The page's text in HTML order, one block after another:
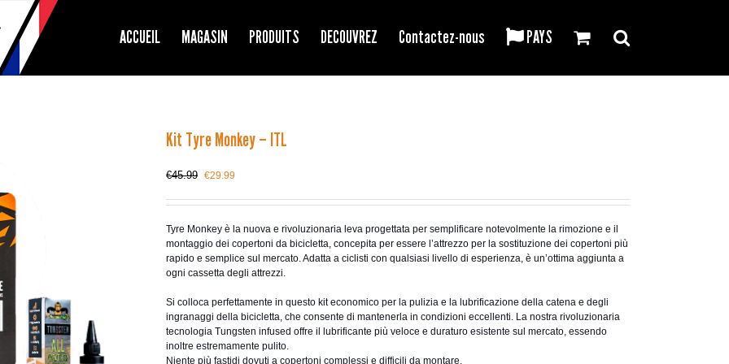
ACCUEIL MAGASIN PRODUITS DECOUVREZ Contactez-nous PAYS
Kit Tyre Monkey – ITL
€45.99 Le
initial
€45.99.
€29.99
actuel
€29.99.
Tyre Monkey è la nuova e rivoluzionaria leva progettata per semplificare notevolmente la rimozione e il
montaggio dei copertoni da bicicletta, concepita per essere l’attrezzo per la sostituzione dei copertoni più
rapido e semplice sul mercato. Adatta a ciclisti con qualsiasi livello di esperienza, è un’ottima aggiunta a
ogni cassetta degli attrezzi.
Si colloca perfettamente in questo kit economico per la pulizia e la lubrificazione della catena e degli
ingranaggi della bicicletta, che consente di mantenerla in condizioni eccellenti. La nostra rivoluzionaria
tecnologia Tungsten infused offre il lubrificante più veloce e duraturo esistente sul mercato, essendo
inoltre estremamente pulito.
Niente più fastidi dovuti a copertoni complessi e difficili da montare.